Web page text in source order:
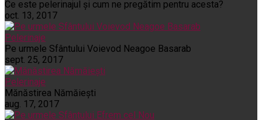
Ce este pelerinajul şi cum ne pregătim pentru acesta?
oct. 13, 2017
Pelerinaje
Pe urmele Sfântului Voievod Neagoe Basarab
sept. 25, 2017
Pelerinaje
Mănăstirea Nămăiești
aug. 17, 2017